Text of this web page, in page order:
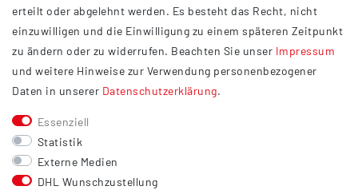
Widerrufsrecht
Barrierefreiheit
Service
Kontakt
Versand
Zahlung
Vertrag widerrufen
erteilt oder abgelehnt werden. Es besteht das Recht, nicht
einzuwilligen und die Einwilligung zu einem späteren Zeitpunkt
zu ändern oder zu widerrufen. Beachten Sie unser Impressum
und weitere Hinweise zur Verwendung personenbezogener
Daten in unserer Daten­schutz­erklärung.
Essenziell
Statistik
Externe Medien
DHL Wunschzustellung